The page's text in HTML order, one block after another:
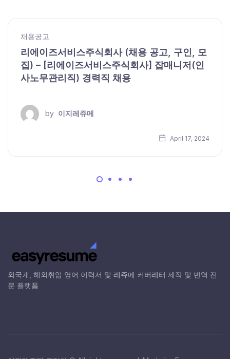
채용공고
리에이즈서비스주식회사 (채용 공고, 구인, 모
집) – [리에이즈서비스주식회사] 잡매니저(인
사노무관리직) 경력직 채용
by 이지레쥬메
April 17, 2024
외국계, 해외취업 영어 이력서 및 레쥬메 커버레터 제작 및 번역 전
문 플랫폼